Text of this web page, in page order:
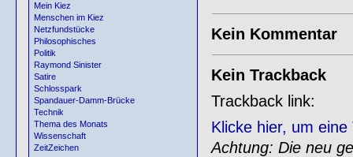
Mein Kiez
Menschen im Kiez
Netzfundstücke
Philosophisches
Politik
Raymond Sinister
Satire
Schlosspark
Spandauer-Damm-Brücke
Technik
Thema des Monats
Wissenschaft
ZeitZeichen
Kein Kommentar
Kein Trackback
Trackback link:
Klicke hier, um
Achtung: Die neu